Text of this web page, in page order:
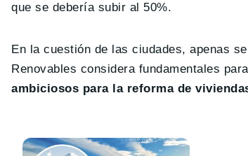
que se debería subir al 50%.
En la cuestión de las ciudades, apenas
Renovables considera fundamentales
ambiciosos para la reforma de